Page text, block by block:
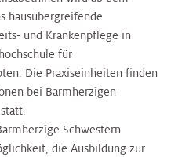
hausübergreifende
und Krankenpflege in
für
Die Praxiseinheiten finden
bei Barmherzigen
Schwestern
die Ausbildung zur